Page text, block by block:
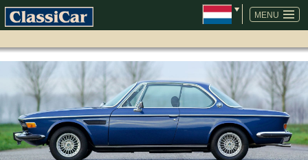
MENU
NAVIGATIE
OVERSLAAN